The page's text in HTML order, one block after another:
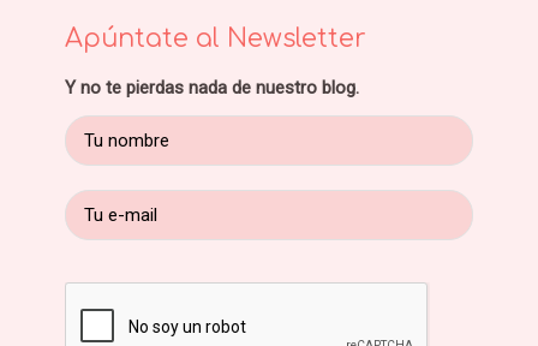
Apúntate al Newsletter
Y no te pierdas nada de nuestro blog.